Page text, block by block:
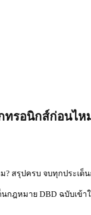
ทรอนิกส์ก่อนไ
กฎหมาย DBD ฉบับเข้